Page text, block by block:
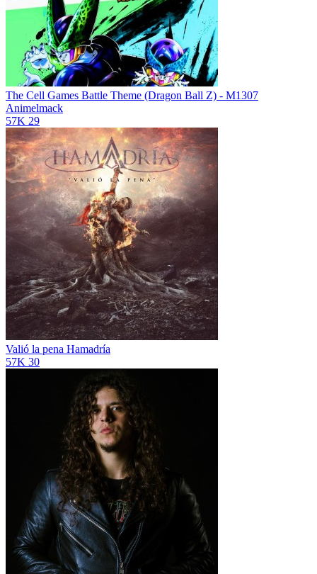
The Cell Games Battle Theme (Dragon Ball Z) - M1307
Animelmack
57K 29
Valió la pena Hamadría
57K 30